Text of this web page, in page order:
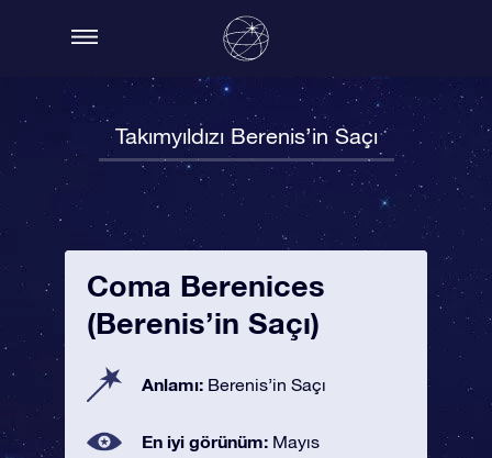
Takımyıldızı Berenis’in Saçı
Coma Berenices
(Berenis’in Saçı)
Anlamı: Berenis’in Saçı
En iyi görünüm: Mayıs